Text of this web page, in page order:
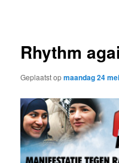
Rhythm
Geplaatst opmaandag 24